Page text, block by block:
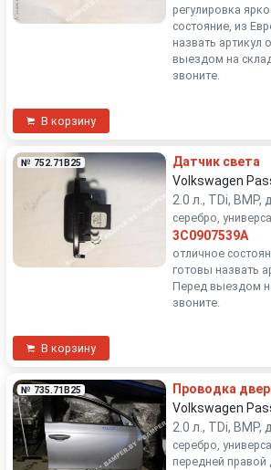
регулировка
состояние, из
назвать артикул
выездом на
звоните.
В корзину
№ 752.71B25
Датчик света
Volkswagen
2.0 л., TDi,
серебро,
3C0907539A
отличное
готовы назвать
Перед выездом
звоните.
В корзину
№ 735.71B25
Проводка
Volkswagen
2.0 л., TDi,
серебро,
передней правой